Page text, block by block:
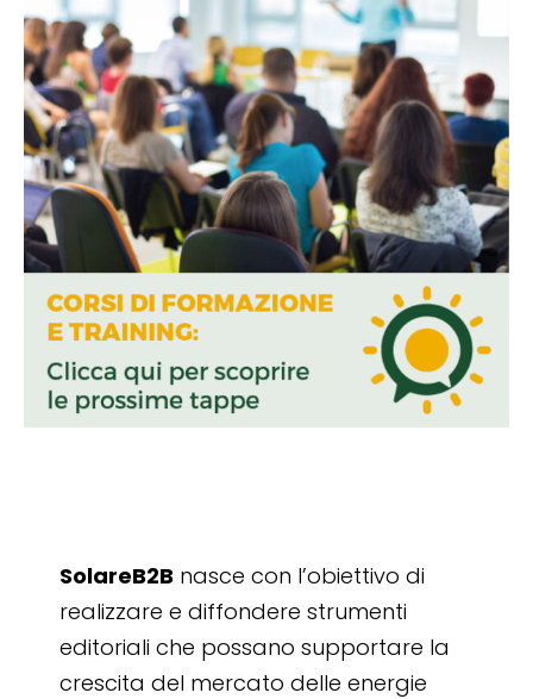
SolareB2B nasce con l’obiettivo di
realizzare e diffondere strumenti
editoriali che possano supportare la
crescita del mercato delle energie